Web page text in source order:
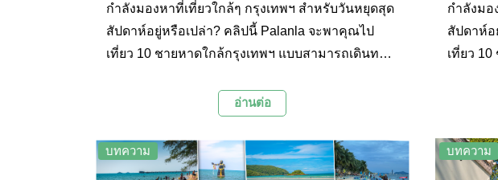
กำลังมองหาที่เที่ยวใกล้ๆ กรุงเทพฯ สำหรับวันหยุดสุด
สัปดาห์อยู่หรือเปล่า? คลิปนี้ Palanla จะพาคุณไป
เที่ยว 10 ชายหาดใกล้กรุงเทพฯ แบบสามารถเดินทาง
และกิจกรรมสนุกๆ ให้ได้เพลิดเพลินกันมากมาย
อ่านต่อ
กำลังมอ
สัปดาห์อ
เที่ยว
และกิจ
บทความ บทความ